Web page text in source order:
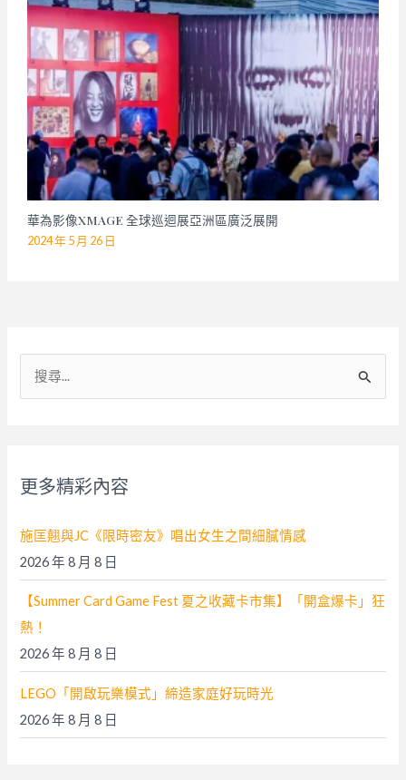
華為影像XMAGE 全球巡迴展亞洲區廣泛展開
2024 年 5 月 26 日
:
更多精彩內容
施匡翹與JC《限時密友》唱出女生之間細膩情感
2026 年 8 月 8 日
【Summer Card Game Fest 夏之收藏卡市集】「開盒爆卡」狂
熱！
2026 年 8 月 8 日
LEGO「開啟玩樂模式」締造家庭好玩時光
2026 年 8 月 8 日